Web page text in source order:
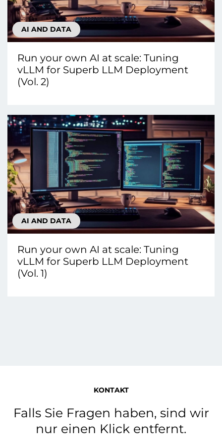
AI AND DATA
Run your own AI at scale: Tuning
vLLM for Superb LLM Deployment
(Vol. 2)
AI AND DATA
Run your own AI at scale: Tuning
vLLM for Superb LLM Deployment
(Vol. 1)
KONTAKT
Falls Sie Fragen haben, sind wir
nur einen Klick entfernt.